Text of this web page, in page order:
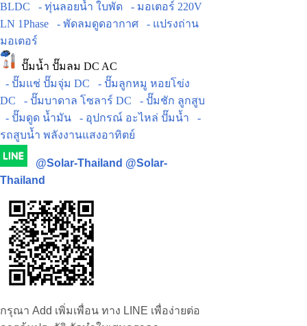
BLDC
- ทุ่นลอยน้ำ ใบพัด
- มอเตอร์ 220V
LN 1Phase
- พัดลมดูดอากาศ
- แปรงถ่าน
มอเตอร์
ปั๊มน้ำ ปั๊มลม DC AC
- ปั๊มแช่ ปั๊มจุ่ม DC
- ปั๊มลูกหมู หอยโข่ง
DC
- ปั๊มบาดาล โซลาร์ DC
- ปั๊มชัก ลูกสูบ
- ปั๊มดูด น้ำมัน
- อุปกรณ์ อะไหล่ ปั๊มน้ำ
-
รถสูบน้ำ พลังงานแสงอาทิตย์
@Solar-Thailand @Solar-
Thailand
กรุณา Add เพิ่มเพื่อน ทาง LINE เพื่อง่ายต่อ